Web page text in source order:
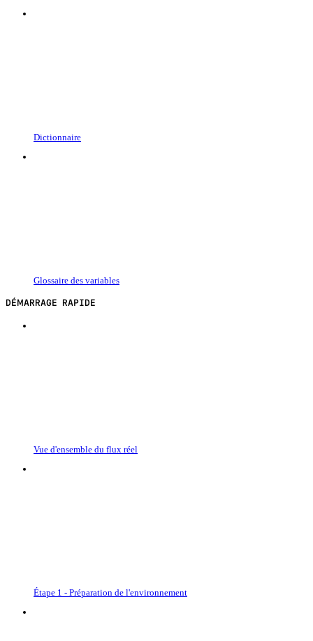
Dictionnaire
Glossaire des variables
DÉMARRAGE RAPIDE
Vue d'ensemble du flux réel
Étape 1 - Préparation de l'environnement